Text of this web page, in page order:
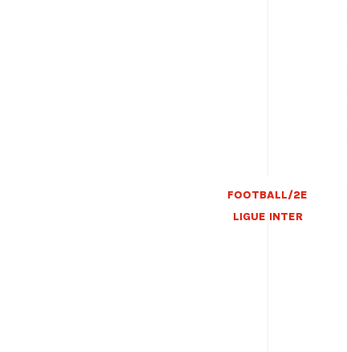
FOOTBALL/2E
LIGUE INTER